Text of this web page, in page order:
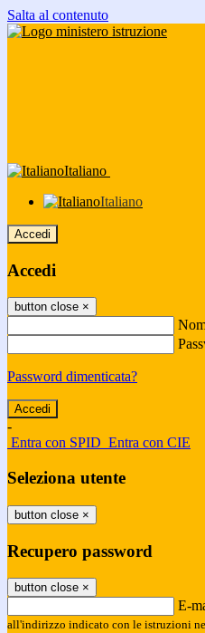
Salta al contenuto
Italiano
Italiano
Accedi
Accedi
button close ×
Password dimenticata?
-
Entra con SPID Entra con CIE
Seleziona utente
button close ×
Recupero password
button close ×
E-
all'indirizzo indicato con le istruzioni